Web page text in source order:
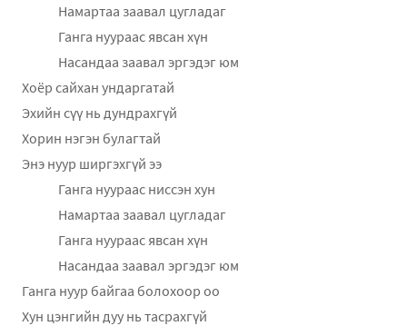
Намартаа заавал цугладаг
Ганга нуураас явсан хүн
Насандаа заавал эргэдэг юм
Хоёр сайхан ундаргатай
Эхийн сүү нь дундрахгүй
Хорин нэгэн булагтай
Энэ нуур ширгэхгүй ээ
Ганга нуураас ниссэн хун
Намартаа заавал цугладаг
Ганга нуураас явсан хүн
Насандаа заавал эргэдэг юм
Ганга нуур байгаа болохоор оо
Хун цэнгийн дуу нь тасрахгүй